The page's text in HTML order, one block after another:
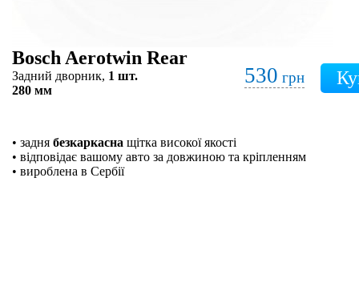
Bosch Aerotwin Rear
Задний дворник, 1 шт.
280 мм
530 грн
• задня безкаркасна щітка високої якості
• відповідає вашому авто за довжиною та кріпленням
• вироблена в Сербії